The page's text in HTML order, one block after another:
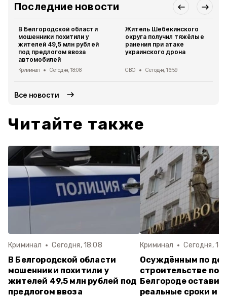
Последние новости
В Белгородской области
мошенники похитили у
жителей 49,5 млн рублей
под предлогом ввоза
автомобилей
Криминал Сегодня, 18:08
Житель Шебекинского
округа получил тяжёлые
ранения при атаке
украинского дрона
СВО Сегодня, 16:59
Все новости
Читайте также
Криминал Сегодня, 18:08
В Белгородской области
мошенники похитили у
жителей 49,5 млн рублей под
предлогом ввоза
Криминал Сегодня,
Осуждённым по
строительстве
Белгороде
реальные сроки и